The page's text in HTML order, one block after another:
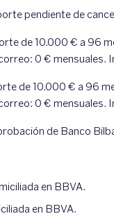
pendiente de
de 10.000 € a 96
0 € mensuales.
de 10.000 € a 96
0 € mensuales.
de Banco
en BBVA.
en BBVA.